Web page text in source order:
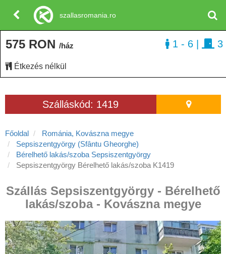
Szálláskód: 1419
Főoldal
Románia, Kovászna megye
Sepsiszentgyörgy (Sfântu Gheorghe)
Bérelhető lakás/szoba Sepsiszentgyörgy
Sepsiszentgyörgy Bérelhető lakás/szoba K1419
Szállás Sepsiszentgyörgy - Bérelhető
lakás/szoba - Kovászna megye
575 RON /ház
Étkezés nélkül
1 - 6 3
szallasromania.ro